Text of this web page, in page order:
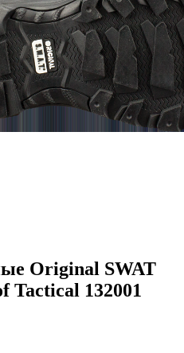
Original SWAT
Tactical 132001